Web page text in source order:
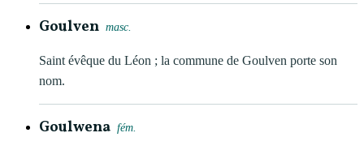
Goulven masc.
Saint évêque du Léon ; la commune de Goulven porte son
nom.
Goulwena fém.